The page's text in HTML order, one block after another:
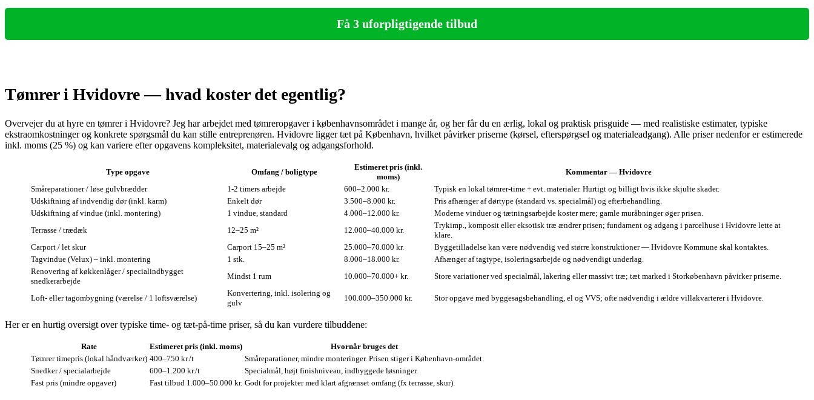
Få 3 uforpligtigende tilbud
Tømrer i Hvidovre — hvad koster det egentlig?
Overvejer du at hyre en tømrer i Hvidovre? Jeg har arbejdet med tømreropgaver i københavnsområdet i mange år, og her får du en ærlig, lokal og praktisk prisguide — med realistiske estimater, typiske
ekstraomkostninger og konkrete spørgsmål du kan stille entreprenøren. Hvidovre ligger tæt på København, hvilket påvirker priserne (kørsel, efterspørgsel og materialeadgang). Alle priser nedenfor er estimerede
inkl. moms (25 %) og kan variere efter opgavens kompleksitet, materialevalg og adgangsforhold.
Type opgave Omfang / boligtype
Estimeret pris (inkl.
moms)
Kommentar — Hvidovre
Småreparationer / løse gulvbrædder
1‑2 timers arbejde 600–2.000 kr.
Typisk en lokal tømrer‑time + evt. materialer. Hurtigt og billigt hvis ikke skjulte skader.
Udskiftning af indvendig dør (inkl. karm)
Enkelt dør 3.500–8.000 kr.
Pris afhænger af dørtype (standard vs. specialmål) og efterbehandling.
Udskiftning af vindue (inkl. montering)
1 vindue, standard 4.000–12.000 kr.
Moderne vinduer og tætningsarbejde koster mere; gamle muråbninger øger prisen.
Terrasse / trædæk
12–25 m² 12.000–40.000 kr.
Trykimp., komposit eller eksotisk træ ændrer prisen; fundament og adgang i parcelhuse i Hvidovre lette at
klare.
Carport / let skur
Carport 15–25 m² 25.000–70.000 kr.
Byggetilladelse kan være nødvendig ved større konstruktioner — Hvidovre Kommune skal kontaktes.
Tagvindue (Velux) – inkl. montering
1 stk. 8.000–18.000 kr.
Afhænger af tagtype, isoleringsarbejde og nødvendigt underlag.
Renovering af køkkenlåger / specialindbygget
snedkerarbejde
Mindst 1 rum 10.000–70.000+ kr. Store variationer ved specialmål, lakering eller massivt træ; tæt marked i Storkøbenhavn påvirker priserne.
Loft- eller tagombygning (værelse / 1 loftsværelse)
Konvertering, inkl. isolering og
gulv
100.000–350.000 kr. Stor opgave med byggesagsbehandling, el og VVS; ofte nødvendig i ældre villakvarterer i Hvidovre.
Her er en hurtig oversigt over typiske time- og tæt‑på‑time priser, så du kan vurdere tilbuddene:
Rate Estimeret pris (inkl. moms)
Hvornår bruges det
Tømrer timepris (lokal håndværker) 400–750 kr./t
Småreparationer, mindre monteringer. Prisen stiger i København‑området.
Snedker / specialarbejde
600–1.200 kr./t
Specialmål, højt finishniveau, indbyggede løsninger.
Fast pris (mindre opgaver)
Fast tilbud 1.000–50.000 kr. Godt for projekter med klart afgrænset omfang (fx terrasse, skur).